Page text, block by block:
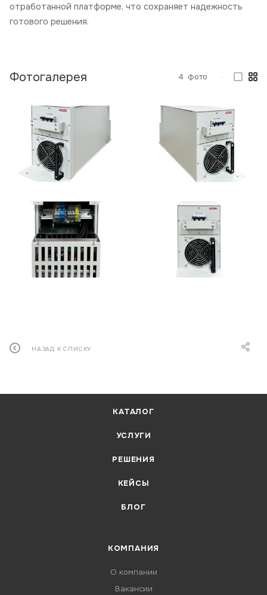
отработанной платформе, что сохраняет надежность
готового решения.
Фотогалерея 4 фото
НАЗАД К СПИСКУ
КАТАЛОГ
УСЛУГИ
РЕШЕНИЯ
КЕЙСЫ
БЛОГ
КОМПАНИЯ
О компании
Вакансии